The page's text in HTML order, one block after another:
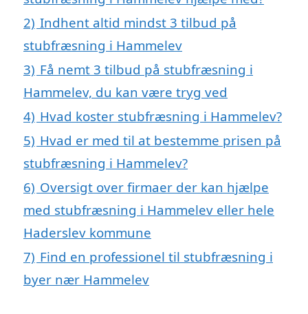
2) Indhent altid mindst 3 tilbud på
stubfræsning i Hammelev
3) Få nemt 3 tilbud på stubfræsning i
Hammelev, du kan være tryg ved
4) Hvad koster stubfræsning i Hammelev?
5) Hvad er med til at bestemme prisen på
stubfræsning i Hammelev?
6) Oversigt over firmaer der kan hjælpe
med stubfræsning i Hammelev eller hele
Haderslev kommune
7) Find en professionel til stubfræsning i
byer nær Hammelev